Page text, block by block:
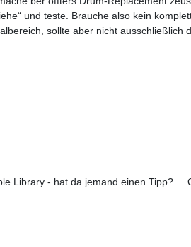
und teste. Brauche also kein
sollte aber nicht
Library - hat da jemand einen Tipp?